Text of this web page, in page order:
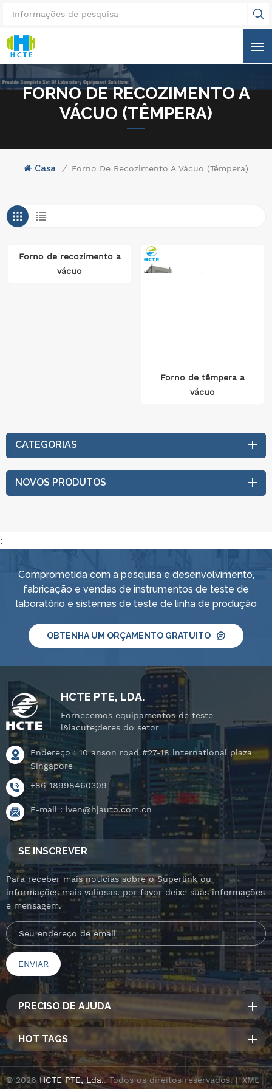
FORNO DE RECOZIMENTO A
VÁCUO (TÊMPERA)
Casa / Forno De Recozimento A Vácuo (têmpera)
Forno de recozimento a
vácuo
Forno de têmpera a
vácuo
CATEGORIAS
NOVOS PRODUTOS
:
Comprometida com a pesquisa e desenvolvimento,
fabricação e vendas de instrumentos de teste de
laboratório e sistemas de teste de linha de produção
OBTENHA UM ORÇAMENTO GRATUITO
HCTE PTE, LDA.
Fornecemos equipamentos de teste
l&iacute;deres do setor
Endereço : 10 anson road #27-18 international plaza
Singapore
+86 18998460309
E-mail :iven@hjauto.com.cn
SE INSCREVER
Para receber mais notícias sobre o Superlink ou
informações mais valiosas. por favor deixe suas informações
e mensagem.
PRECISO DE AJUDA
HOT TAGS
© 2026HCTE PTE, Lda.. Todos os direitos reservados. | XML |